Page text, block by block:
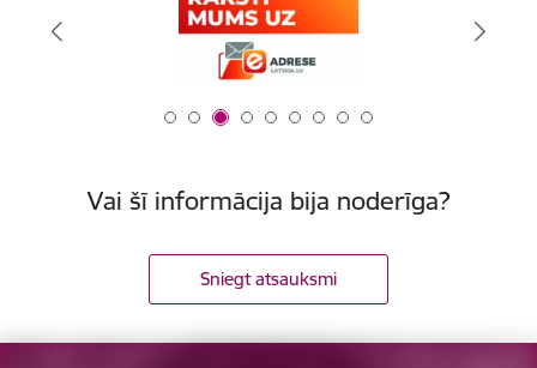
Vai šī informācija bija noderīga?
Sniegt atsauksmi